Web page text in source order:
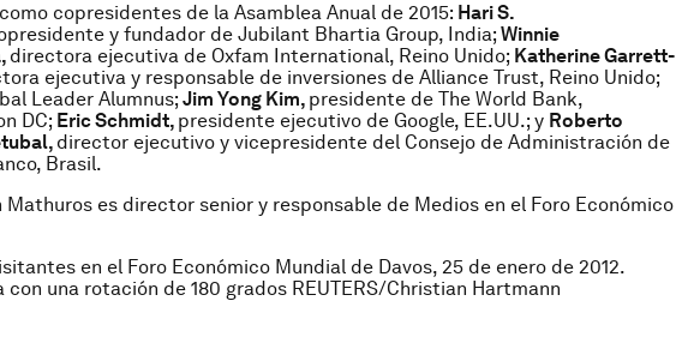
copresidentes de la Asamblea Anual de 2015: Hari S.
y fundador de Jubilant Bhartia Group, India;Winnie
directora ejecutiva de Oxfam International, Reino Unido; Katherine Garrett-
ejecutiva y responsable de inversiones de Alliance Trust, Reino Unido;
Leader Alumnus;Jim Yong Kim, presidente de The World Bank,
DC; Eric Schmidt, presidente ejecutivo de Google, EE.UU.; y Roberto
director ejecutivo y vicepresidente del Consejo de Administración de
Brasil.
Mathuros es director senior y responsable de Medios en el Foro Económico
en el Foro Económico Mundial de Davos, 25 de enero de 2012.
con una rotación de 180 grados REUTERS/Christian Hartmann